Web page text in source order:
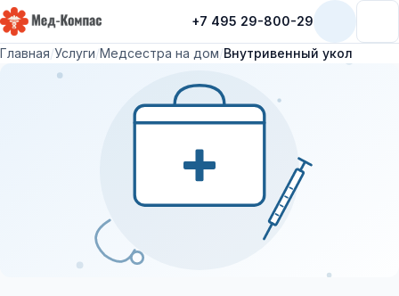
Мед-Компас
+7 495 29-800-29
Главная/Услуги/Медсестра на дом/Внутривенный укол